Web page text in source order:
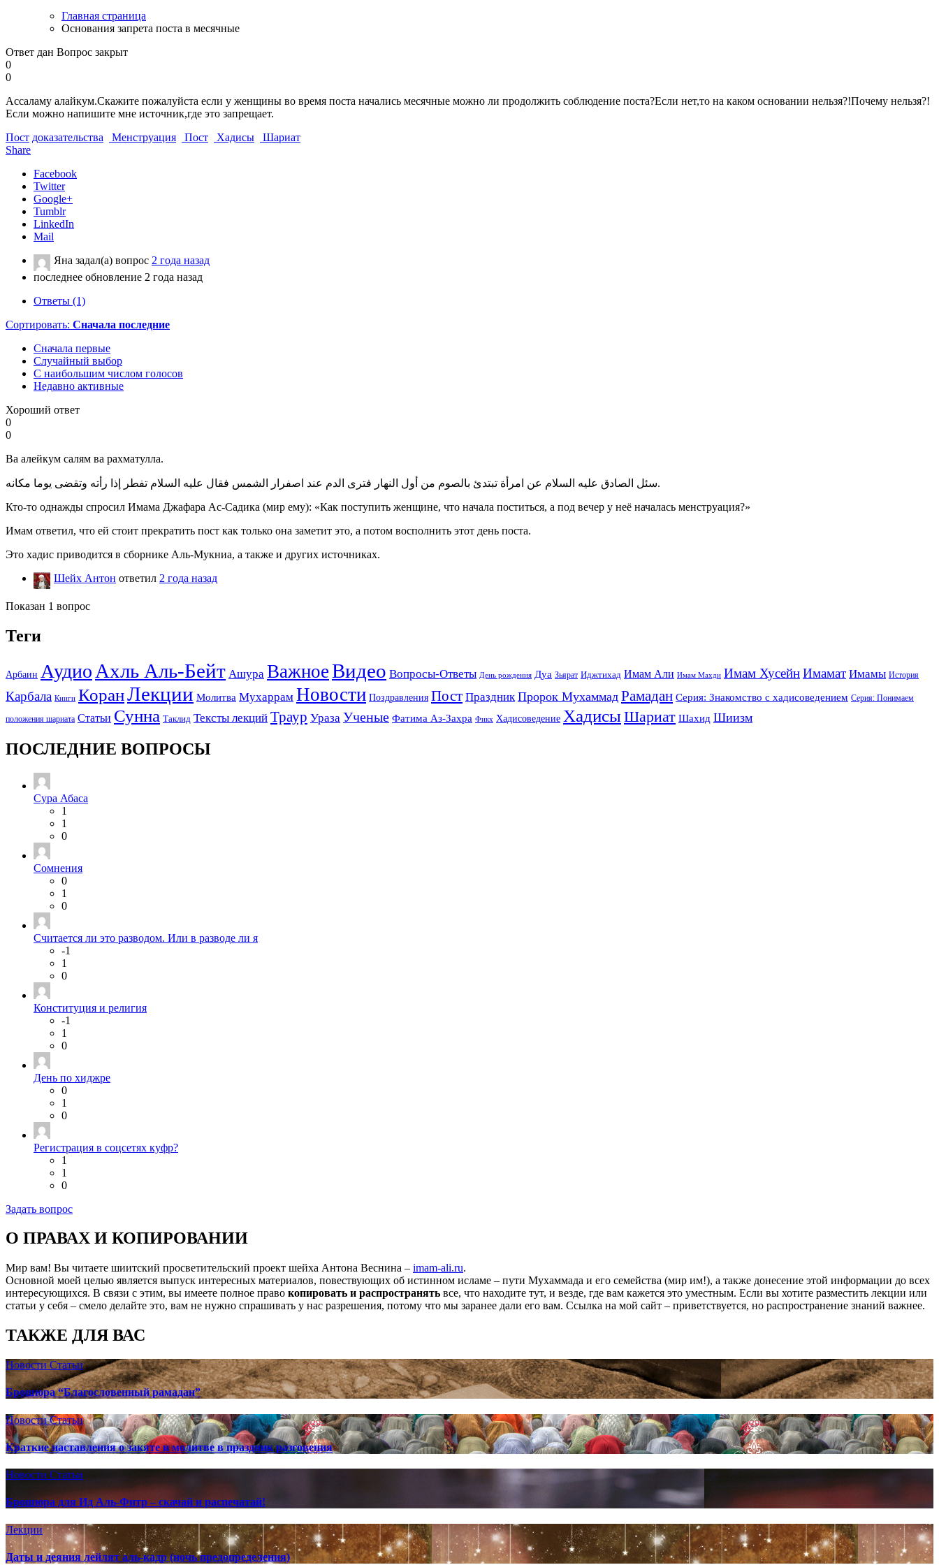
Главная страница
Основания запрета поста в месячные
Ответ дан Вопрос закрыт
0
0
Ассаламу алайкум.Скажите пожалуйста если у женщины во время поста начались месячные можно ли продолжить соблюдение поста?Если нет,то на каком основании нельзя?!Почему нельзя?!
Если можно напишите мне источник,где это запрещает.
Пост доказательства Менструация Пост Хадисы
Шариат
Share
Facebook
Twitter
Google+
Tumblr
LinkedIn
Mail
Яна задал(а) вопрос 2 года назад
последнее обновление 2 года назад
Ответы (1)
Сортировать: Сначала последние
Сначала первые
Случайный выбор
С наибольшим числом голосов
Недавно активные
Хороший ответ
0
0
Ва алейкум салям ва рахматулла.
سئل الصادق عليه السلام عن امرأة تبتدئ بالصوم من أول النهار فترى الدم عند اصفرار الشمس فقال عليه السلام تفطر
إذا رأته وتقضى يوما مكانه.
Кто-то однажды спросил Имама Джафара Ас-Садика (мир ему): «Как поступить женщине, что начала поститься, а под вечер у неё началась менструация?»
Имам ответил, что ей стоит прекратить пост как только она заметит это, а потом восполнить этот день поста.
Это хадис приводится в сборнике Аль-Мукниа, а также и других источниках.
Шейх Антон ответил 2 года назад
Показан 1 вопрос
Теги
Арбаин Аудио Ахль Аль-Бейт Ашура ВажноеВидео Вопросы-Ответы День рождения Дуа Зьярат Иджтихад Имам Али Имам Махди Имам ХусейнИмамат Имамы История
Карбала Книги КоранЛекции Молитва Мухаррам Новости Поздравления Пост Праздник Пророк Мухаммад Рамадан Серия: Знакомство с хадисоведением Серия: Понимаем
положения шариата Статьи Сунна Таклид Тексты лекций Траур Ураза Ученые Фатима Аз-Захра Фикх Хадисоведение ХадисыШариат Шахид Шиизм
ПОСЛЕДНИЕ ВОПРОСЫ
Сура Абаса
1
1
0
Сомнения
0
1
0
Считается ли это разводом. Или в разводе ли я
-1
1
0
Конституция и религия
-1
1
0
День по хиджре
0
1
0
Регистрация в соцсетях куфр?
1
1
0
Задать вопрос
О ПРАВАХ И КОПИРОВАНИИ
Мир вам! Вы читаете шиитский просветительский проект шейха Антона Веснина – imam-ali.ru.
Основной моей целью является выпуск интересных материалов, повествующих об истинном исламе – пути Мухаммада и его семейства (мир им!), а также донесение этой информации до всех
интересующихся. В связи с этим, вы имеете полное право копировать и распространять все, что находите тут, и везде, где вам кажется это уместным. Если вы хотите разместить лекции или
статьи у себя – смело делайте это, вам не нужно спрашивать у нас разрешения, потому что мы заранее дали его вам. Ссылка на мой сайт – приветствуется, но распространение знаний важнее.
ТАКЖЕ ДЛЯ ВАС
НовостиСтатьи
Брошюра “Благословенный рамадан”
НовостиСтатьи
Краткие наставления о закяте и молитве в праздник разговения
Новости Статьи
Брошюра для Ид Аль-Фитр – скачай и распечатай!
Лекции
Даты и деяния лейлят аль-кадр (ночь предопределения)